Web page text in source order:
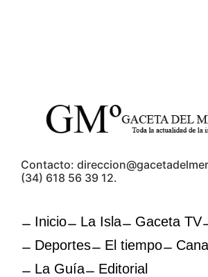
Contacto:
(34) 618 56 39 12.
Inicio La Isla Gaceta TV
Deportes
El tiempo
La Guía
Editorial